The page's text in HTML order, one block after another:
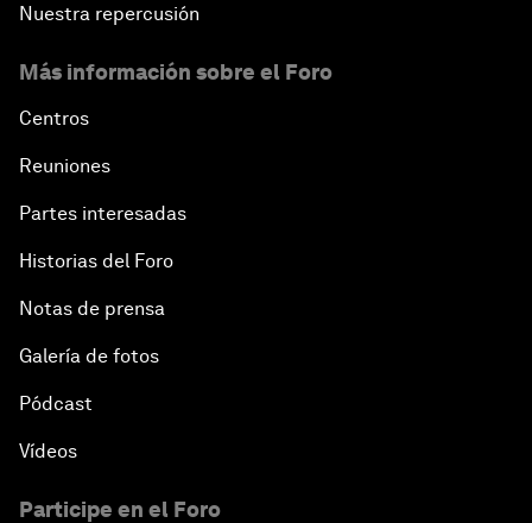
Nuestra repercusión
Más información sobre el Foro
Centros
Reuniones
Partes interesadas
Historias del Foro
Notas de prensa
Galería de fotos
Pódcast
Vídeos
Participe en el Foro